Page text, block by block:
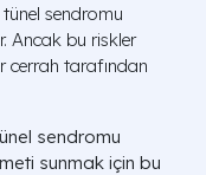
sendromu
Ancak bu riskler
cerrah tarafından
sendromu
sunmak için bu